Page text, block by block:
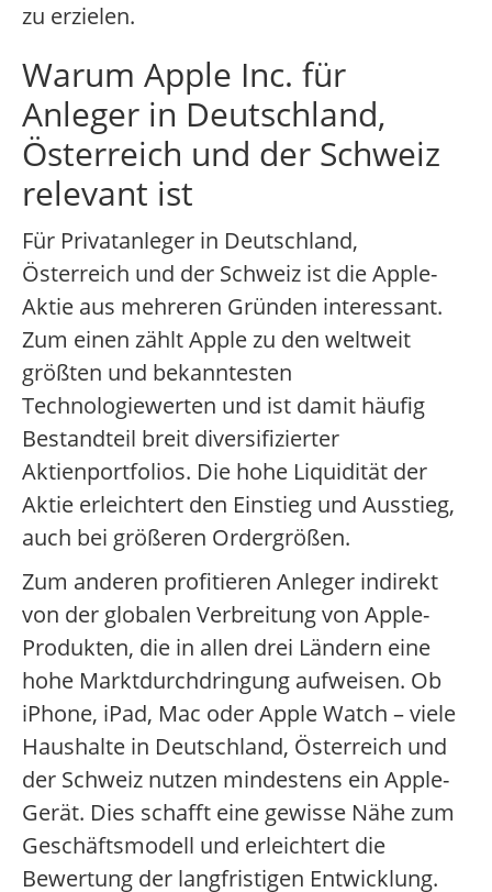
zu erzielen.
Warum Apple Inc. für
Anleger in Deutschland,
Österreich und der Schweiz
relevant ist
Für Privatanleger in Deutschland,
Österreich und der Schweiz ist die Apple-
Aktie aus mehreren Gründen interessant.
Zum einen zählt Apple zu den weltweit
größten und bekanntesten
Technologiewerten und ist damit häufig
Bestandteil breit diversifizierter
Aktienportfolios. Die hohe Liquidität der
Aktie erleichtert den Einstieg und Ausstieg,
auch bei größeren Ordergrößen.
Zum anderen profitieren Anleger indirekt
von der globalen Verbreitung von Apple-
Produkten, die in allen drei Ländern eine
hohe Marktdurchdringung aufweisen. Ob
iPhone, iPad, Mac oder Apple Watch – viele
Haushalte in Deutschland, Österreich und
der Schweiz nutzen mindestens ein Apple-
Gerät. Dies schafft eine gewisse Nähe zum
Geschäftsmodell und erleichtert die
Bewertung der langfristigen Entwicklung.